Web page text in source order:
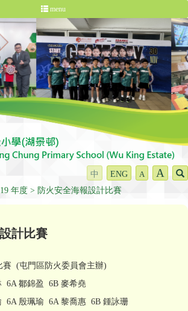
menu
中 ENG A A
年度 防火安全海報設計比賽
計比賽
賽 (屯門區防火委員會主辦)
鄒錦盈 6B 麥希堯
殷珮瑜 6A 黎喬惠 6B 鍾詠珊